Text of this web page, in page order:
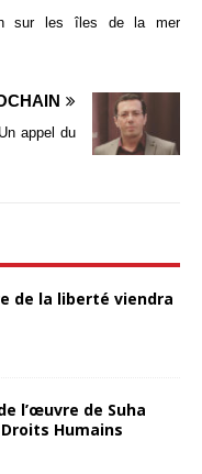
sur les îles de la mer
appel du
de la liberté viendra
l’œuvre de Suha
Humains